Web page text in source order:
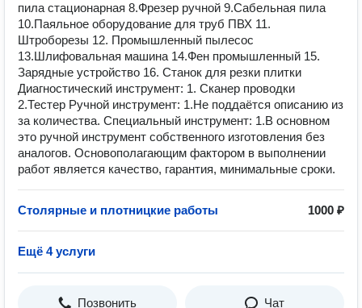
пила стационарная 8.Фрезер ручной 9.Сабельная пила
10.Паяльное оборудование для труб ПВХ 11.
Штроборезы 12. Промышленный пылесос
13.Шлифовальная машина 14.Фен промышленный 15.
Зарядные устройство 16. Станок для резки плитки
Диагностический инструмент: 1. Сканер проводки
2.Тестер Ручной инструмент: 1.Не поддаётся описанию из
за количества. Специальный инструмент: 1.В основном
это ручной инструмент собственного изготовления без
аналогов. Основополагающим фактором в выполнении
работ является качество, гарантия, минимальные сроки.
Столярные и плотницкие работы 1000 ₽
Ещё 4 услуги
Позвонить Чат